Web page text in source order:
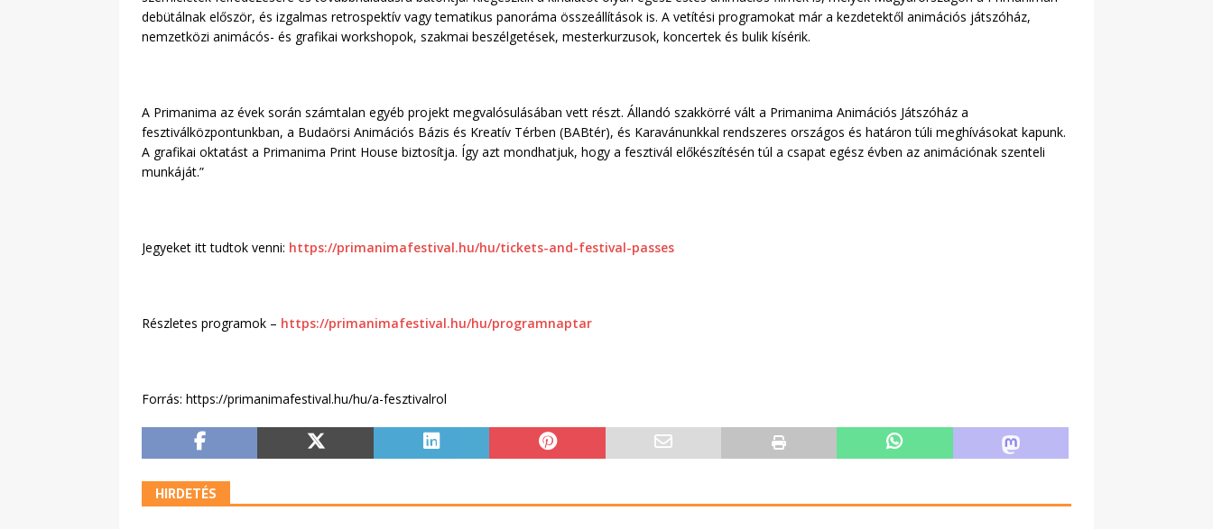
debütálnak először, és izgalmas retrospektív vagy tematikus panoráma összeállítások is. A vetítési programokat már a kezdetektől animációs játszóház,
nemzetközi animácós- és grafikai workshopok, szakmai beszélgetések, mesterkurzusok, koncertek és bulik kísérik.
A Primanima az évek során számtalan egyéb projekt megvalósulásában vett részt. Állandó szakkörré vált a Primanima Animációs Játszóház a
fesztiválközpontunkban, a Budaörsi Animációs Bázis és Kreatív Térben (BABtér), és Karavánunkkal rendszeres országos és határon túli meghívásokat kapunk.
A grafikai oktatást a Primanima Print House biztosítja. Így azt mondhatjuk, hogy a fesztivál előkészítésén túl a csapat egész évben az animációnak szenteli
munkáját.”
Jegyeket itt tudtok venni: https://primanimafestival.hu/hu/tickets-and-festival-passes
Részletes programok – https://primanimafestival.hu/hu/programnaptar
Forrás: https://primanimafestival.hu/hu/a-fesztivalrol
HIRDETÉS